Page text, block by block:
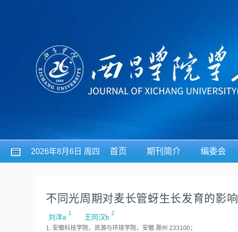
2026年8月6日 周四 首页 期刊简介 编委会
不同光周期对麦长管蚜生长发育的影响
刘洋a 1 王同汉b 2
1. 安徽科技学院，资源与环境学院，安徽 滁州 233100；